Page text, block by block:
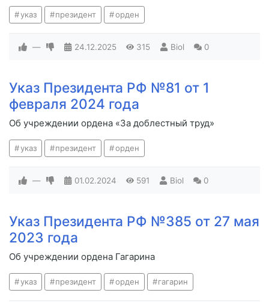
указ президент орден
— 24.12.2025 315 Biol 0
Указ Президента РФ №81 от 1
февраля 2024 года
Об учреждении ордена «За доблестный труд»
указ президент орден
— 01.02.2024 591 Biol 0
Указ Президента РФ №385 от 27 мая
2023 года
Об учреждении ордена Гагарина
указ президент орден гагарин